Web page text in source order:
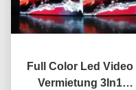
Full Color Led Video
Vermietung 3In1